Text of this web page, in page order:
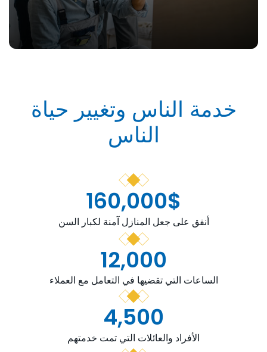
خدمة الناس وتغيير حياة
الناس
أنفق على جعل المنازل آمنة لكبار السن
$
160,000
الساعات التي تقضيها في التعامل مع العملاء
12,000
الأفراد والعائلات التي تمت خدمتهم
4,500